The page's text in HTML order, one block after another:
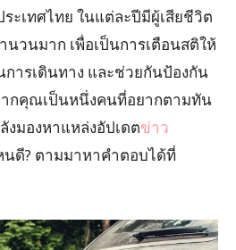
ะเทศไทย ในแต่ละปีมีผู้เสียชีวิต
วนมาก เพื่อเป็นการเตือนสติให้
ารเดินทาง และช่วยกันป้องกัน
ากคุณเป็นหนึ่งคนที่อยากตามทัน
งมองหาแหล่งอัปเดตข่าว
นดี? ตามมาหาคำตอบได้ที่